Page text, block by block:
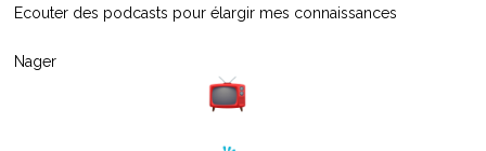
Ecouter des podcasts pour élargir mes connaissances
Nager